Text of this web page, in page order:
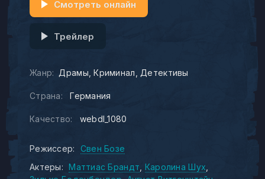
Жанр: Драмы Криминал Детективы
Страна: Германия
Качество: webdl_1080
Смотреть онлайн
Трейлер
Режиссер:
Свен Бозе
Актеры:
Маттиас Брандт Каролина Шух